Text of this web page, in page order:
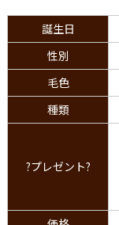
誕生日
性別
毛色
種類
?プレゼント?